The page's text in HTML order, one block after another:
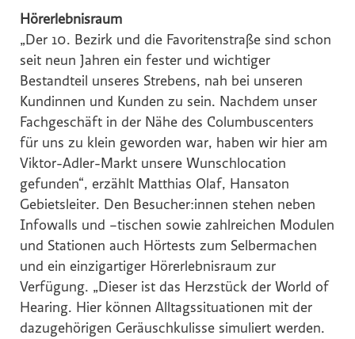
Sinnmacher
TRINERGY
Global Sustainability Ski Alliance
International Student House (in's)
Windkraft Simonsfeld AG
Schmittenhöhebahn AG
Internationaler Skiareatest GmbH
Media
Kontakt
Hörerlebnisraum
„Der 10. Bezirk und die Favoritenstraße sind schon
seit neun Jahren ein fester und wichtiger
Bestandteil unseres Strebens, nah bei unseren
Kundinnen und Kunden zu sein. Nachdem unser
Fachgeschäft in der Nähe des Columbuscenters
für uns zu klein geworden war, haben wir hier am
Viktor-Adler-Markt unsere Wunschlocation
gefunden“, erzählt Matthias Olaf, Hansaton
Gebietsleiter. Den Besucher:innen stehen neben
Infowalls und –tischen sowie zahlreichen Modulen
und Stationen auch Hörtests zum Selbermachen
und ein einzigartiger Hörerlebnisraum zur
Verfügung. „Dieser ist das Herzstück der World of
Hearing. Hier können Alltagssituationen mit der
dazugehörigen Geräuschkulisse simuliert werden.